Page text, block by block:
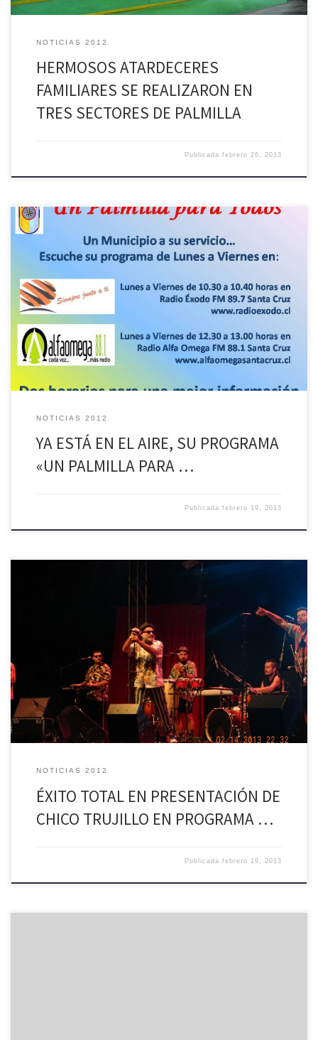
NOTICIAS 2012
HERMOSOS ATARDECERES
FAMILIARES SE REALIZARON EN
TRES SECTORES DE PALMILLA
Publicadafebrero 26, 2013
NOTICIAS 2012
YA ESTÁ EN EL AIRE, SU PROGRAMA
«UN PALMILLA PARA …
Publicadafebrero 19, 2013
Como todo un éxito fue catalogada la presentación realizada por
Chico Trujillo en el marco del Programa de Verano Palmilla 2013, el
pasado jueves en el estadio municipal de Palmilla, la que de acuerdo
a datos entregados por la organización, contó con un marco de más
de 5 mil asistentes, […]
NOTICIAS 2012
ÉXITO TOTAL EN PRESENTACIÓN DE
CHICO TRUJILLO EN PROGRAMA …
Publicadafebrero 19, 2013